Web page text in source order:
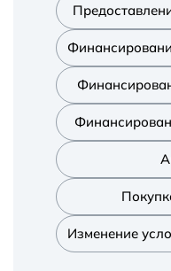
Изменение